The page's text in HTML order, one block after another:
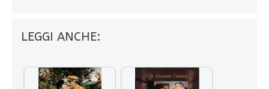
LEGGI ANCHE: